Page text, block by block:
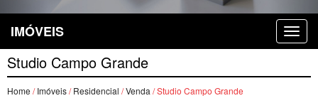
IMÓVEIS
Studio Campo Grande
Home /Imóveis/Residencial /Venda / Studio Campo Grande